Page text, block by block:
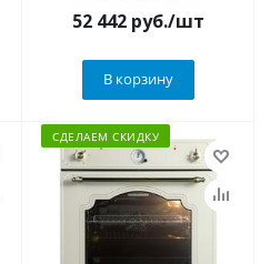
52 442 руб./шт
В корзину
СДЕЛАЕМ СКИДКУ